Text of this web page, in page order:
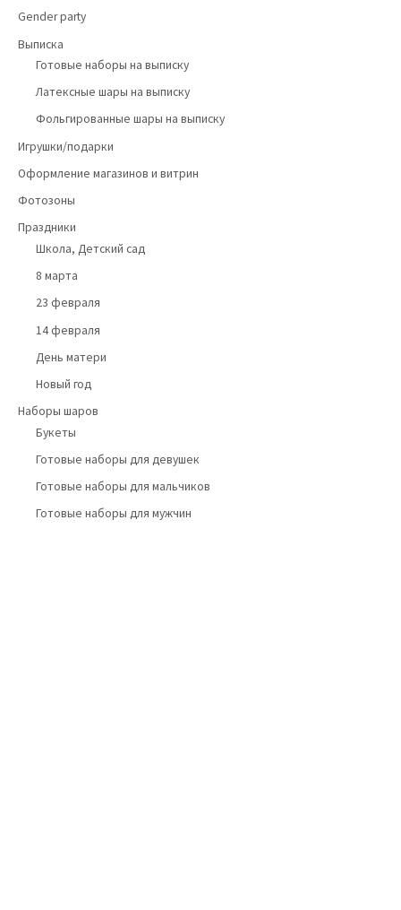
Gender party
Выписка
Готовые наборы на выписку
Латексные шары на выписку
Фольгированные шары на выписку
Игрушки/подарки
Оформление магазинов и витрин
Фотозоны
Праздники
Школа, Детский сад
8 марта
23 февраля
14 февраля
День матери
Новый год
Наборы шаров
Букеты
Готовые наборы для девушек
Готовые наборы для мальчиков
Готовые наборы для мужчин